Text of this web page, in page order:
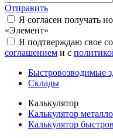
Отправить
Я согласен получать
«Элемент»
Я подтверждаю свое
соглашением и с
Быстровозводимые
Склады
Калькулятор
Калькулятор
Калькулятор